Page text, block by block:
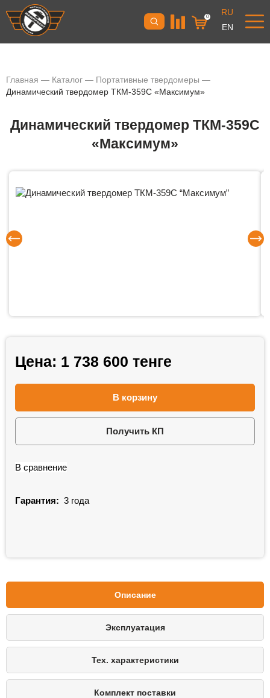
0
RU
EN
Главная — Каталог — Портативные твердомеры —
Динамический твердомер ТКМ-359С «Максимум»
Динамический твердомер ТКМ-359С
«Максимум»
Цена: 1 738 600 тенге
В корзину
Получить КП
В сравнение
Гарантия: 3 года
Описание
Эксплуатация
Тех. характеристики
Комплект поставки